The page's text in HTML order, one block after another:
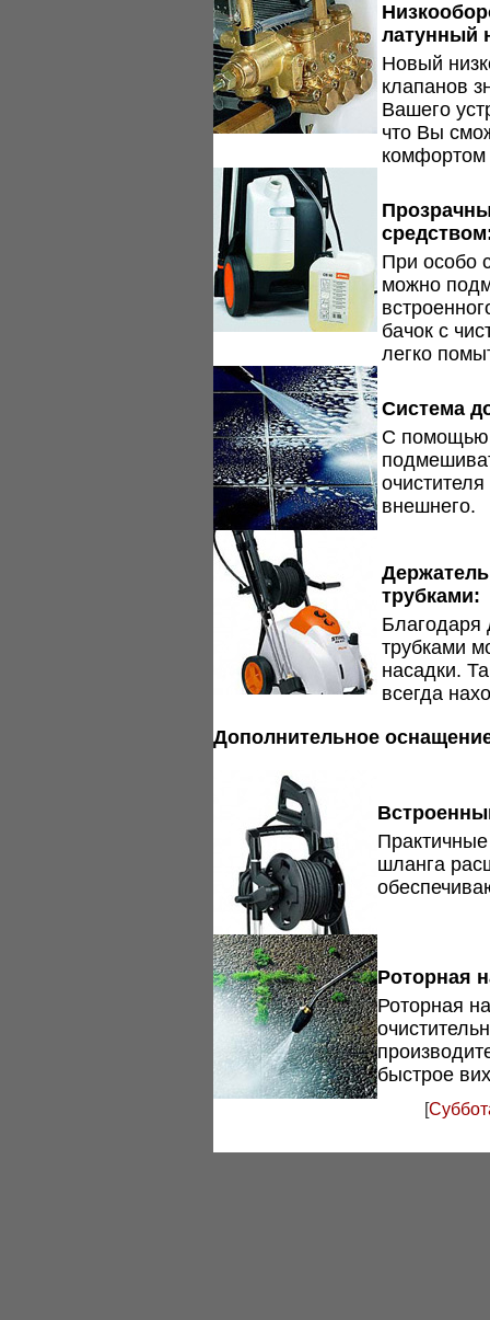
латунный
Новый
клапанов
Вашего
что Вы
При особо
можно
бачок с
легко
Система
С помощью
внешнего.
трубками:
Благодаря
трубками
насадки.
всегда
Дополнительное
шланга
Роторная
Роторная
быстрое
[